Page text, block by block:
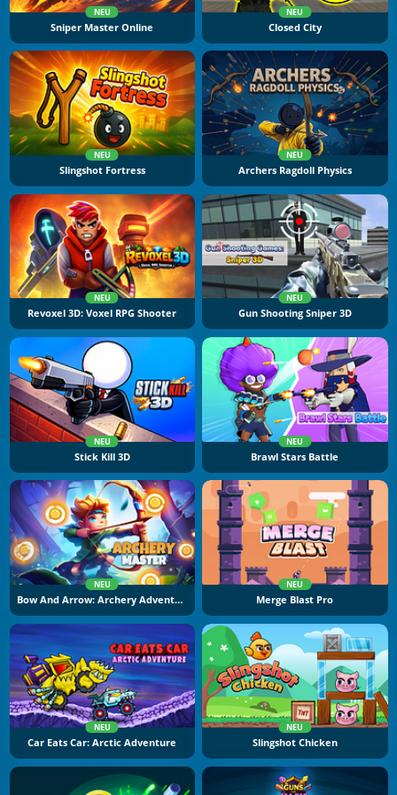
NEU
Sniper Master Online
NEU
Closed City
NEU
Slingshot Fortress
NEU
Archers Ragdoll Physics
NEU
Revoxel 3D: Voxel RPG Shooter
NEU
Gun Shooting Sniper 3D
NEU
Stick Kill 3D
NEU
Brawl Stars Battle
NEU
Bow And Arrow: Archery Adventure
NEU
Merge Blast Pro
NEU
Car Eats Car: Arctic Adventure
NEU
Slingshot Chicken